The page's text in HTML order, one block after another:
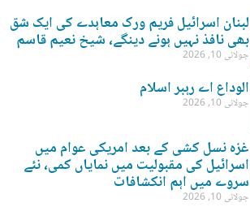
لبنان اسرائیل فریم ورک معاہدے کی ایک شق
بھی نافذ نہیں ہونے دینگے، شیخ نعیم قاسم
جولائی 10, 2026
الوداع اے رہبر اسلام
جولائی 10, 2026
غزہ نسل کشی کے بعد امریکی عوام میں
اسرائیل کی مقبولیت میں نمایاں کمی، نئے
سروے میں اہم انکشافات
جولائی 10, 2026